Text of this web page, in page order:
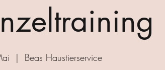
  |
Beas Haustierservice